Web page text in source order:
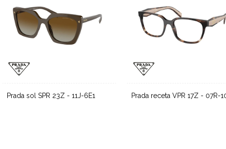
Prada sol SPR 23Z - 11J-6E1
Prada receta VPR 17Z - 07R-